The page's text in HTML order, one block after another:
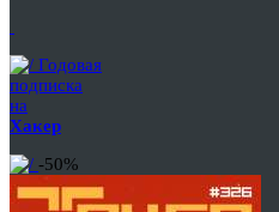
Годовая
подписка
на
Хакер
-50%